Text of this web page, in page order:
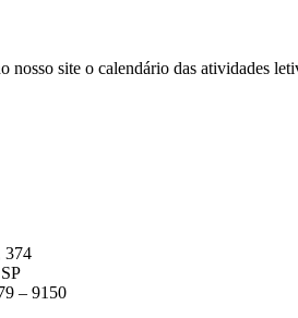
nosso site o calendário das atividades
374
– 9150